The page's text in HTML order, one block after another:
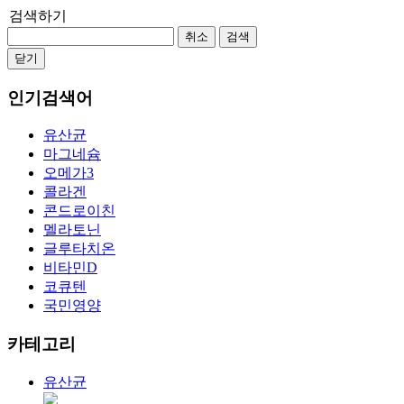
검색하기
취소
검색
닫기
인기검색어
유산균
마그네슘
오메가3
콜라겐
콘드로이친
멜라토닌
글루타치온
비타민D
코큐텐
국민영양
카테고리
유산균